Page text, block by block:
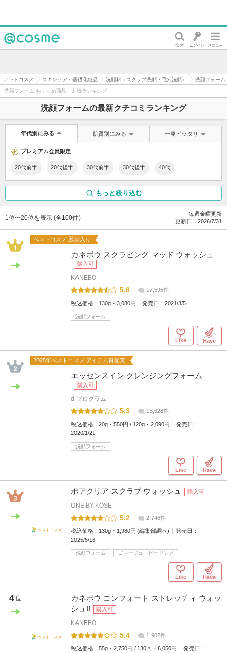
アットコスメ スキンケア・基礎化粧品 洗顔料（スクラブ洗顔・毛穴洗顔）
洗顔フォーム
洗顔フォーム おすすめ商品・人気ランキング
洗顔フォームの最新クチコミランキング
年代別にみる 肌質別にみる 一発ピッタリ
プレミアム会員限定
20代前半 20代後半 30代前半 30代後半 40代
もっと絞り込む
1位〜20位を表示 (全100件)
毎週金曜更新
更新日： 2026/7/31
ベストコスメ 殿堂入り
カネボウ スクラビング マッド ウォッシュ
購入可
KANEBO
5.6 17,595件
税込価格： 130g・3,080円 発売日： 2021/3/5
洗顔フォーム
Like Have
2025年ベストコスメ アイテム賞受賞
エッセンスイン クレンジングフォーム
購入可
d プログラム
5.3 13,628件
税込価格： 20g・550円 / 120g・2,090円
発売日：
2020/1/21
洗顔フォーム
Like Have
ベストコスメ
ポアクリア スクラブ ウォッシュ 購入可
ONE BY KOSE
5.2 2,746件
税込価格： 130g・1,980円 (編集部調べ)
発売日：
2025/5/16
洗顔フォーム ゴマージュ・ピーリング
Like Have
4位
ベストコスメ
カネボウ コンフォート ストレッチィ ウォッ
シュII
購入可
KANEBO
5.4 1,902件
税込価格： 55g・2,750円 / 130ｇ・6,050円
発売日：